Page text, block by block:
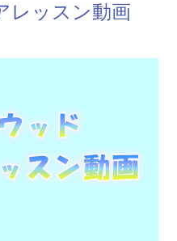
レッスン動画